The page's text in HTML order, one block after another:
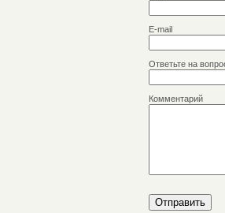
E-mail
Ответьте на
Комментарий